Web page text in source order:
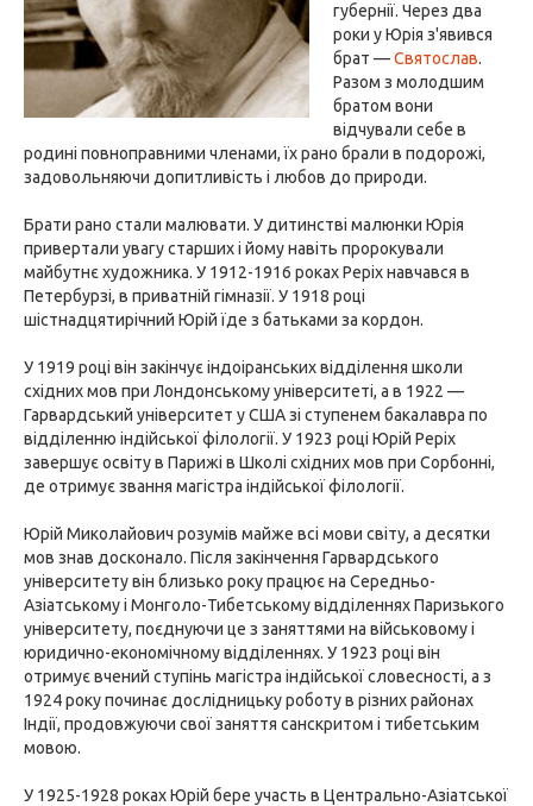
губернії. Через два
роки у Юрія з'явився
брат —Святослав.
Разом з молодшим
братом вони
відчували себе в
родині повноправними членами, їх рано брали в подорожі,
задовольняючи допитливість і любов до природи.
Брати рано стали малювати. У дитинстві малюнки Юрія
привертали увагу старших і йому навіть пророкували
майбутнє художника. У 1912-1916 роках Реріх навчався в
Петербурзі, в приватній гімназії. У 1918 році
шістнадцятирічний Юрій їде з батьками за кордон.
У 1919 році він закінчує індоіранських відділення школи
східних мов при Лондонському університеті, а в 1922 —
Гарвардський університет у США зі ступенем бакалавра по
відділенню індійської філології. У 1923 році Юрій Реріх
завершує освіту в Парижі в Школі східних мов при Сорбонні,
де отримує звання магістра індійської філології.
Юрій Миколайович розумів майже всі мови світу, а десятки
мов знав досконало. Після закінчення Гарвардського
університету він близько року працює на Середньо-
Азіатському і Монголо-Тибетському відділеннях Паризького
університету, поєднуючи це з заняттями на військовому і
юридично-економічному відділеннях. У 1923 році він
отримує вчений ступінь магістра індійської словесності, а з
1924 року починає дослідницьку роботу в різних районах
Індії, продовжуючи свої заняття санскритом і тибетським
мовою.
У 1925-1928 роках Юрій бере участь в Центрально-Азіатської